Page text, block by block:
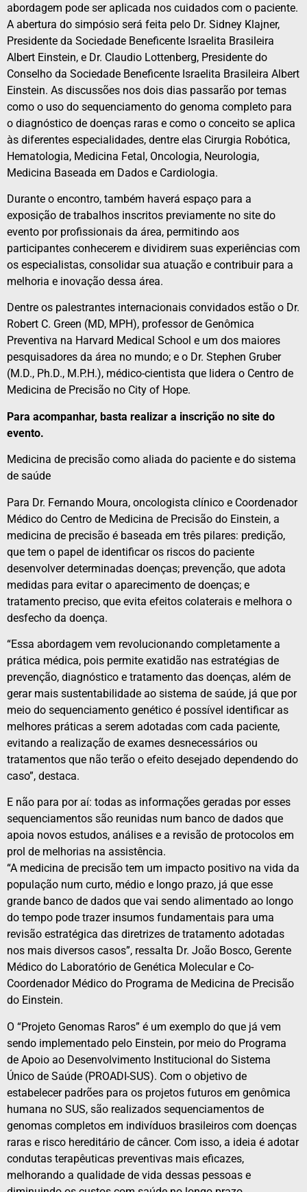
abordagem pode ser aplicada nos cuidados com o paciente.
A abertura do simpósio será feita pelo Dr. Sidney Klajner,
Presidente da Sociedade Beneficente Israelita Brasileira
Albert Einstein, e Dr. Claudio Lottenberg, Presidente do
Conselho da Sociedade Beneficente Israelita Brasileira Albert
Einstein. As discussões nos dois dias passarão por temas
como o uso do sequenciamento do genoma completo para
o diagnóstico de doenças raras e como o conceito se aplica
às diferentes especialidades, dentre elas Cirurgia Robótica,
Hematologia, Medicina Fetal, Oncologia, Neurologia,
Medicina Baseada em Dados e Cardiologia.
Durante o encontro, também haverá espaço para a
exposição de trabalhos inscritos previamente no site do
evento por profissionais da área, permitindo aos
participantes conhecerem e dividirem suas experiências com
os especialistas, consolidar sua atuação e contribuir para a
melhoria e inovação dessa área.
Dentre os palestrantes internacionais convidados estão o Dr.
Robert C. Green (MD, MPH), professor de Genômica
Preventiva na Harvard Medical School e um dos maiores
pesquisadores da área no mundo; e o Dr. Stephen Gruber
(M.D., Ph.D., M.P.H.), médico-cientista que lidera o Centro de
Medicina de Precisão no City of Hope.
Para acompanhar, basta realizar a inscrição no site do
evento.
Medicina de precisão como aliada do paciente e do sistema
de saúde
Para Dr. Fernando Moura, oncologista clínico e Coordenador
Médico do Centro de Medicina de Precisão do Einstein, a
medicina de precisão é baseada em três pilares: predição,
que tem o papel de identificar os riscos do paciente
desenvolver determinadas doenças; prevenção, que adota
medidas para evitar o aparecimento de doenças; e
tratamento preciso, que evita efeitos colaterais e melhora o
desfecho da doença.
“Essa abordagem vem revolucionando completamente a
prática médica, pois permite exatidão nas estratégias de
prevenção, diagnóstico e tratamento das doenças, além de
gerar mais sustentabilidade ao sistema de saúde, já que por
meio do sequenciamento genético é possível identificar as
melhores práticas a serem adotadas com cada paciente,
evitando a realização de exames desnecessários ou
tratamentos que não terão o efeito desejado dependendo do
caso”, destaca.
E não para por aí: todas as informações geradas por esses
sequenciamentos são reunidas num banco de dados que
apoia novos estudos, análises e a revisão de protocolos em
prol de melhorias na assistência.
“A medicina de precisão tem um impacto positivo na vida da
população num curto, médio e longo prazo, já que esse
grande banco de dados que vai sendo alimentado ao longo
do tempo pode trazer insumos fundamentais para uma
revisão estratégica das diretrizes de tratamento adotadas
nos mais diversos casos”, ressalta Dr. João Bosco, Gerente
Médico do Laboratório de Genética Molecular e Co-
Coordenador Médico do Programa de Medicina de Precisão
do Einstein.
O “Projeto Genomas Raros” é um exemplo do que já vem
sendo implementado pelo Einstein, por meio do Programa
de Apoio ao Desenvolvimento Institucional do Sistema
Único de Saúde (PROADI-SUS). Com o objetivo de
estabelecer padrões para os projetos futuros em genômica
humana no SUS, são realizados sequenciamentos de
genomas completos em indivíduos brasileiros com doenças
raras e risco hereditário de câncer. Com isso, a ideia é adotar
condutas terapêuticas preventivas mais eficazes,
melhorando a qualidade de vida dessas pessoas e